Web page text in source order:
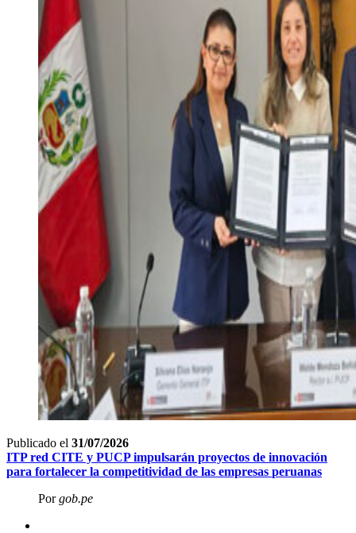
Publicado el 31/07/2026
ITP red CITE y PUCP impulsarán proyectos de innovación
para fortalecer la competitividad de las empresas peruanas
Porgob.pe